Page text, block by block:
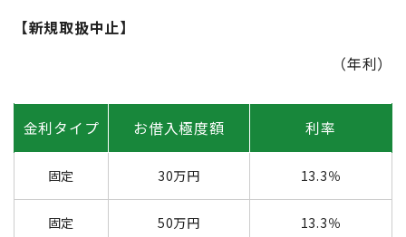
【新規取扱中止】
（年利）
金利タイプ お借入極度額 利率
固定 30万円 13.3％
固定 50万円 13.3％